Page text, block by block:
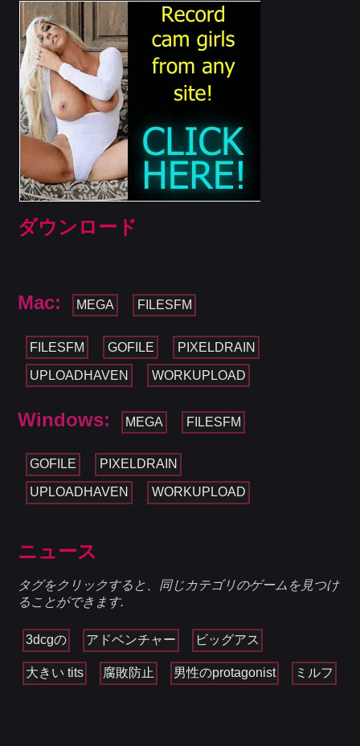
ダウンロード
Mac: MEGA FILESFM
FILESFM GOFILE PIXELDRAIN
UPLOADHAVEN WORKUPLOAD
Windows: MEGA FILESFM
GOFILE PIXELDRAIN
UPLOADHAVEN WORKUPLOAD
ニュース
タグをクリックすると、同じカテゴリのゲームを見つけ
ることができます.
3dcgの アドベンチャー ビッグアス
大きい tits 腐敗防止 男性のprotagonist ミルフ